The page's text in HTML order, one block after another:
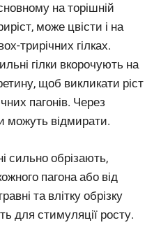
на торішній
може цвісти і на
трирічних гілках.
гілки вкорочують на
щоб викликати ріст
пагонів. Через
можуть відмирати.
сильно обрізають,
пагона або від
та влітку обрізку
для стимуляції росту.